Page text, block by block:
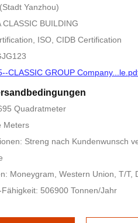
Yanzhou)
BUILDING
ISO, CIDB Certification
CLASSIC GROUP
Quadratmeter
Meters
Streng nach Kundenwunsch
Moneygram, Western Union, T/T,
506900 Tonnen/Jahr